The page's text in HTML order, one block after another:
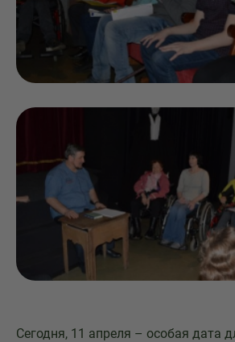
Сегодня, 11 апреля – особая дата